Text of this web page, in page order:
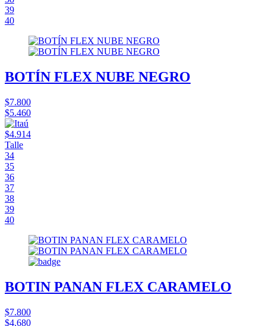
39
40
BOTÍN FLEX NUBE NEGRO
$7.800
$5.460
$4.914
Talle
34
35
36
37
38
39
40
BOTIN PANAN FLEX CARAMELO
$7.800
$4.680